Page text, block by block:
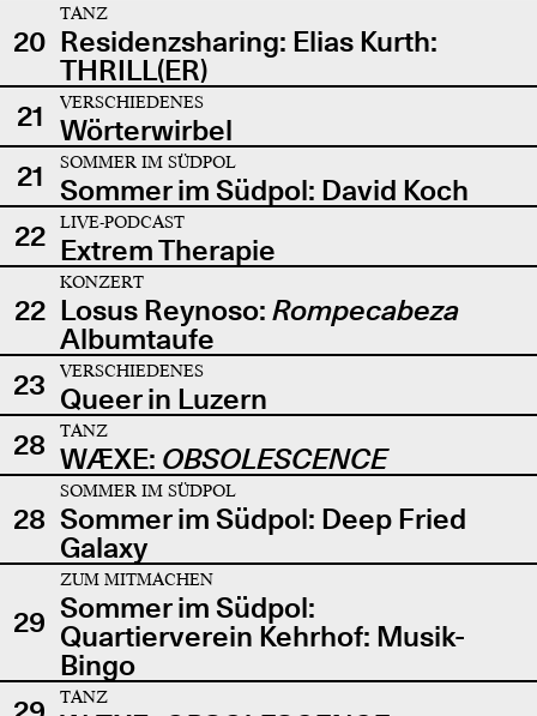
20
TANZ
Residenzsharing: Elias Kurth:
THRILL(ER)
21
VERSCHIEDENES
Wörterwirbel
21
SOMMER IM SÜDPOL
Sommer im Südpol: David Koch
22
LIVE-PODCAST
Extrem Therapie
22
KONZERT
Losus Reynoso: Rompecabeza
Albumtaufe
23
VERSCHIEDENES
Queer in Luzern
28
TANZ
WÆXE: OBSOLESCENCE
28
SOMMER IM SÜDPOL
Sommer im Südpol: Deep Fried
Galaxy
29
ZUM MITMACHEN
Sommer im Südpol:
Quartierverein Kehrhof: Musik-
Bingo
TANZ